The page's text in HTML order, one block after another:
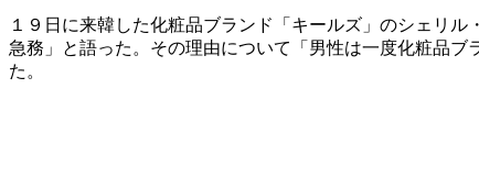
１９日に来韓した化粧品ブランド「キールズ」のシェリ
急務」と語った。その理由について「男性は一度化粧品
た。